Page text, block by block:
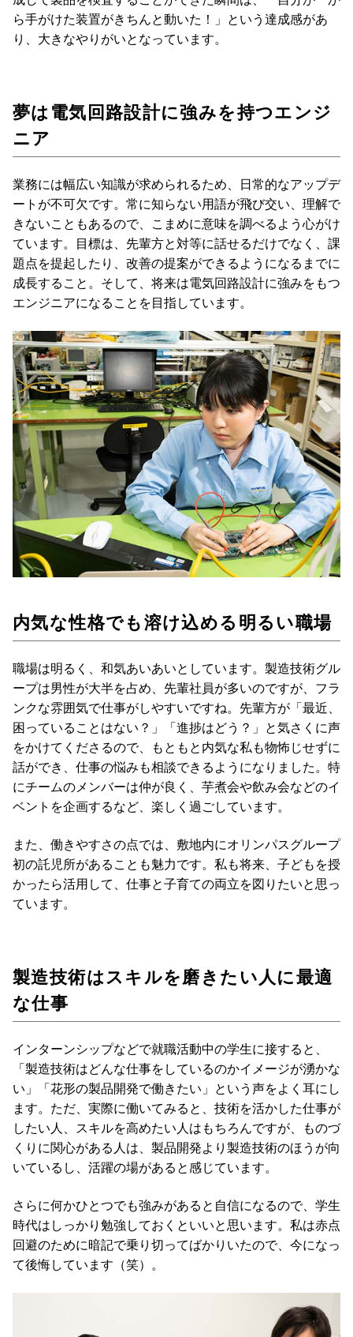
ら手がけた装置がきちんと動いた！」という達成感があ
り、大きなやりがいとなっています。
夢は電気回路設計に強みを持つエンジ
ニア
業務には幅広い知識が求められるため、日常的なアップデ
ートが不可欠です。常に知らない用語が飛び交い、理解で
きないこともあるので、こまめに意味を調べるよう心がけ
ています。目標は、先輩方と対等に話せるだけでなく、課
題点を提起したり、改善の提案ができるようになるまでに
成長すること。そして、将来は電気回路設計に強みをもつ
エンジニアになることを目指しています。
内気な性格でも溶け込める明るい職場
職場は明るく、和気あいあいとしています。製造技術グル
ープは男性が大半を占め、先輩社員が多いのですが、フラ
ンクな雰囲気で仕事がしやすいですね。先輩方が「最近、
困っていることはない？」「進捗はどう？」と気さくに声
をかけてくださるので、もともと内気な私も物怖じせずに
話ができ、仕事の悩みも相談できるようになりました。特
にチームのメンバーは仲が良く、芋煮会や飲み会などのイ
ベントを企画するなど、楽しく過ごしています。
また、働きやすさの点では、敷地内にオリンパスグループ
初の託児所があることも魅力です。私も将来、子どもを授
かったら活用して、仕事と子育ての両立を図りたいと思っ
ています。
製造技術はスキルを磨きたい人に最適
な仕事
インターンシップなどで就職活動中の学生に接すると、
「製造技術はどんな仕事をしているのかイメージが湧かな
い」「花形の製品開発で働きたい」という声をよく耳にし
ます。ただ、実際に働いてみると、技術を活かした仕事が
したい人、スキルを高めたい人はもちろんですが、ものづ
くりに関心がある人は、製品開発より製造技術のほうが向
いているし、活躍の場があると感じています。
さらに何かひとつでも強みがあると自信になるので、学生
時代はしっかり勉強しておくといいと思います。私は赤点
回避のために暗記で乗り切ってばかりいたので、今になっ
て後悔しています（笑）。